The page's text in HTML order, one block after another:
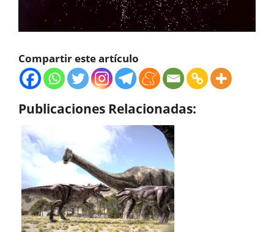
Compartir este artículo
Publicaciones Relacionadas: